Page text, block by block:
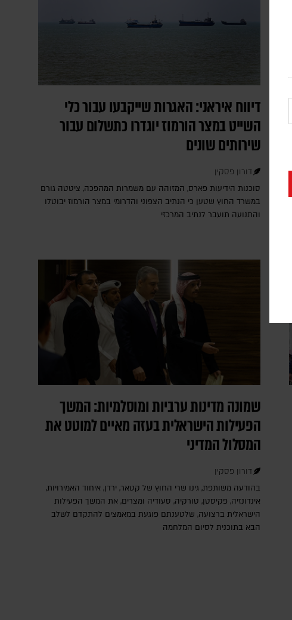
דיווח איראני: האגרות שייקבעו עבור כלי
השייט במצר הורמוז יוגדרו כתשלום עבור
שירותים שונים
דורון פסקין
סוכנות הידיעות פארס, המזוהה עם משמרות המהפכה, ציטטה גורם
במשרד החוץ שטען כי הנתיב הצפוני והדרומי במצר הורמוז יבוטלו
והתנועה תועבר לנתיב המרכזי
שמונה מדינות ערביות ומוסלמיות: המשך
הפעילות הישראלית בעזה מאיים למוטט את
המסלול המדיני
דורון פסקין
בהודעה משותפת, גינו שרי החוץ של קטאר, ירדן, איחוד האמירויות,
אינדונזיה, פקיסטן, טורקיה, סעודיה ומצרים, את המשך הפעילות
הישראלית ברצועה, שלטענתם פוגעת במאמצים להתקדם לשלב
הבא בתוכנית לסיום המלחמה